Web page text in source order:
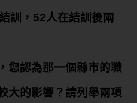
訓，52人在結訓後兩
您認為那一個縣市的職
大的影響？請列舉兩項